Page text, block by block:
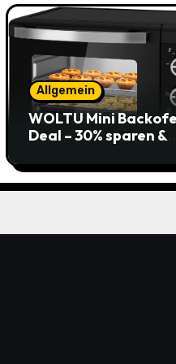
Allgemein
WOLTU Mini
Deal – 30% sparen &